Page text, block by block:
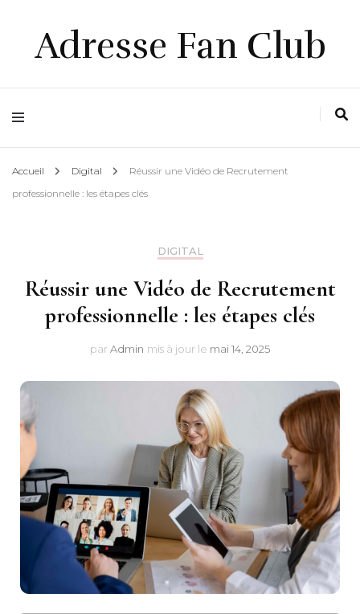
Adresse Fan Club
Accueil Digital
Réussir une Vidéo de Recrutement
professionnelle : les étapes clés
DIGITAL
Réussir une Vidéo de Recrutement
professionnelle : les étapes clés
par Admin mis à jour le mai 14, 2025